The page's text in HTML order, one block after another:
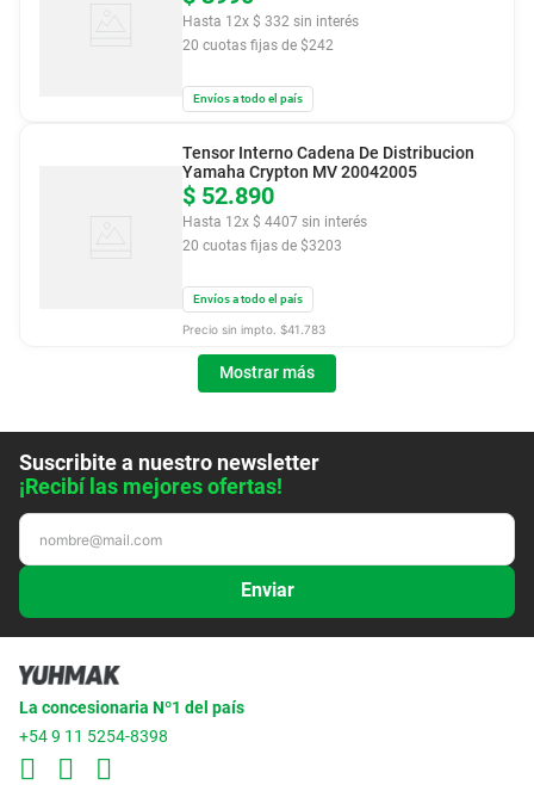
Hasta 12x $ 332 sin interés
20 cuotas fijas de $242
Envíos a todo el país
$ 52.890
Hasta 12x $ 4407 sin interés
20 cuotas fijas de $3203
Tensor Interno Cadena De Distribucion
Yamaha Crypton MV 20042005
Envíos a todo el país
Precio sin impto. $41.783
Mostrar más
Suscribite a nuestro newsletter
¡Recibí las mejores ofertas!
Enviar
La concesionaria Nº1 del país
+54 9 11 5254-8398